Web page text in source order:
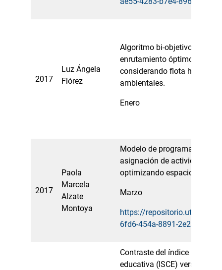
2017
Luz Ángela
Flórez
Algoritmo bi-objetivo para el
enrutamiento óptimo de
considerando flota
ambientales.
Enero
2017
Paola
Marcela
Alzate
Montoya
Modelo de programación
asignación de actividades
optimizando espacios en
Marzo
https://
6fd6-454a-8891-
Contraste del índice
educativa (ISCE) versus el